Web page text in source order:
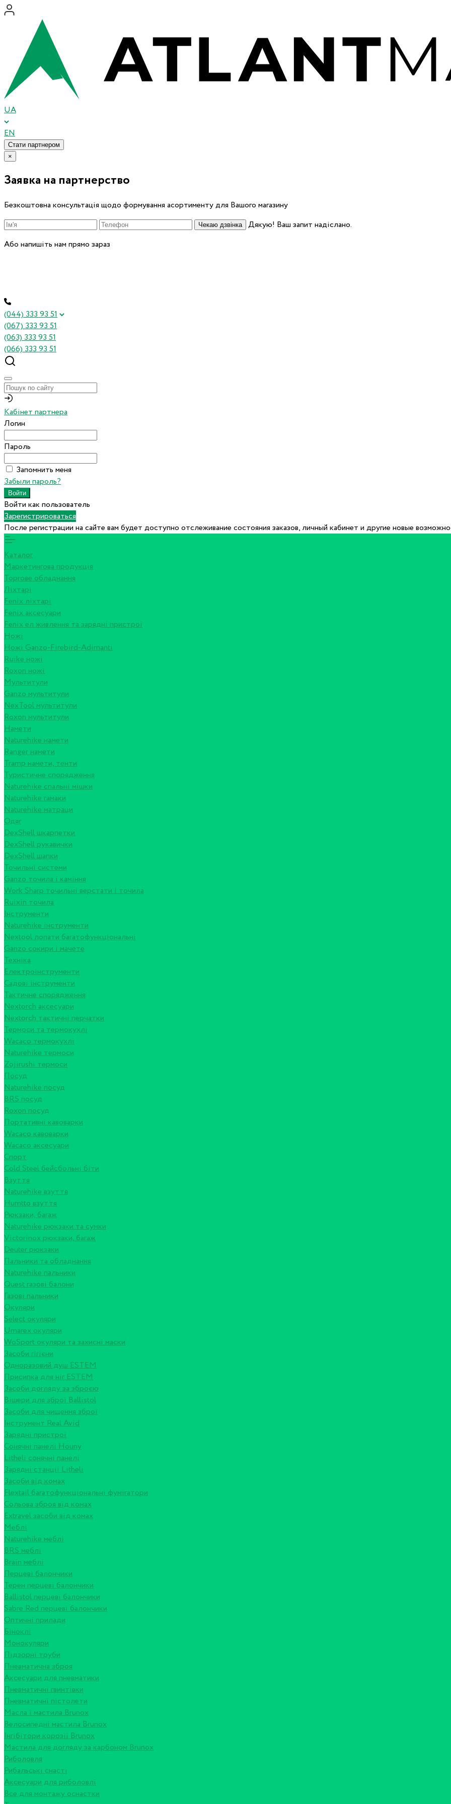
UA
EN
Стати партнером
×
Заявка на партнерство
Безкоштовна консультація щодо формування асортименту для Вашого магазину
Чекаю дзвінка
Дякую! Ваш запит надіслано.
Або напишіть нам прямо зараз
(044) 333 93 51
(067) 333 93 51
(063) 333 93 51
(066) 333 93 51
Кабінет партнера
Логин
Пароль
Запомнить меня
Забыли пароль?
Войти как пользователь
Зарегистрироваться
После регистрации на сайте вам будет доступно отслеживание состояния заказов, личный кабинет и другие новые
Каталог
Маркетингова продукція
Торгове обладнання
Ліхтарі
Fenix ліхтарі
Fenix аксесуари
Fenix ел живлення та зарядні пристрої
Ножі
Ножі Ganzo-Firebird-Adimanti
Ruike ножі
Roxon ножi
Мультитули
Ganzo мультитули
NexTool мультитули
Roxon мультитули
Намети
Naturehike намети
Ranger намети
Tramp намети, тенти
Туристичне спорядження
Naturehike спальні мішки
Naturehike гамаки
Naturehike матраци
Одяг
DexShell шкарпетки
DexShell рукавички
DexShell шапки
Точильні системи
Ganzo точила і каміння
Work Sharp точильні верстати і точила
Ruixin точила
Інструменти
Naturehike інструменти
Nextool лопати багатофункціональні
Ganzo сокири і мачете
Техніка
Електроінструменти
Садові інструменти
Тактичне спорядження
Nextorch аксесуари
Nextorch тактичні перчатки
Термоси та термокухлі
Wacaco термокухлі
Naturehike термоси
Zojirushi термоси
Посуд
Naturehike посуд
BRS посуд
Roxon посуд
Портативні кавоварки
Wacaco кавоварки
Wacaco аксесуари
Спорт
Cold Steel бейсбольні біти
Взуття
Naturehike взуття
Humtto взуття
Рюкзаки, багаж
Naturehike рюкзаки та сумки
Victorinox рюкзаки, багаж
Deuter рюкзаки
Пальники та обладнання
Naturehike пальники
Quest газові балони
Газові пальники
Окуляри
Select окуляри
Umarex окуляри
WoSport окуляри та захисні маски
Засоби гігієни
Одноразовий душ ESTEM
Присипка для ніг ESTEM
Засоби догляду за зброєю
Вішери для зброї Ballistol
Засоби для чищення зброї
Інструмент Real Avid
Зарядні пристрої
Сонячні панелі Houny
Litheli сонячні панелі
Зарядні станції Litheli
Засоби від комах
Flextail багатофункціональні фумігатори
Сольова зброя від комах
Extravel засоби від комах
Меблі
Naturehike меблі
BRS меблі
Brain меблі
Перцеві балончики
Терен перцеві балончики
Ballistol перцеві балончики
Sabre Red перцеві балончики
Оптичні прилади
Біноклі
Монокуляри
Підзорні труби
Пневматична зброя
Аксесуари для пневматики
Пневматичні гвинтівки
Пневматичні пістолети
Масла і мастила Brunox
Велосипедні мастила Brunox
Інгібітори корозії Brunox
Мастила для догляду за карбоном Brunox
Риболовля
Рибальські снасті
Аксесуари для риболовлі
Все для монтажу оснастки